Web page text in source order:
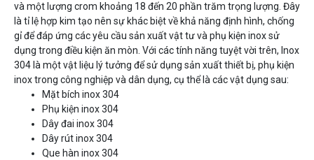
và một lượng crom khoảng 18 đến 20 phần trăm trọng lượng. Đây
là tỉ lệ hợp kim tạo nên sự khác biệt về khả năng định hình, chống
gỉ để đáp ứng các yêu cầu sản xuất vật tư và phụ kiện inox sử
dụng trong điều kiện ăn mòn. Với các tính năng tuyệt vời trên, Inox
304 là một vật liệu lý tưởng để sử dụng sản xuất thiết bị, phụ kiện
inox trong công nghiệp và dân dụng, cụ thể là các vật dụng sau:
Mặt bích inox 304
Phụ kiện inox 304
Dây đai inox 304
Dây rút inox 304
Que hàn inox 304